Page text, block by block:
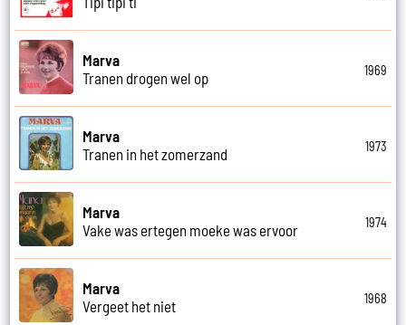
Marva
Tranen drogen wel op
1969
Marva
Tranen in het zomerzand
1973
Marva
Vake was ertegen moeke was ervoor
1974
Marva
Vergeet het niet
1968